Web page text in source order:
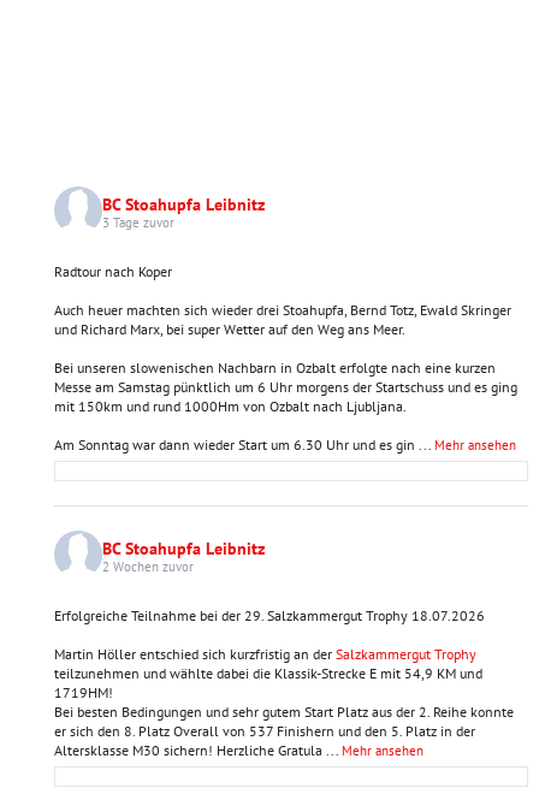
BC Stoahupfa Leibnitz
3 Tage zuvor
Radtour nach Koper
Auch heuer machten sich wieder drei Stoahupfa, Bernd Totz, Ewald Skringer
und Richard Marx, bei super Wetter auf den Weg ans Meer.
Bei unseren slowenischen Nachbarn in Ozbalt erfolgte nach eine kurzen
Messe am Samstag pünktlich um 6 Uhr morgens der Startschuss und es ging
mit 150km und rund 1000Hm von Ozbalt nach Ljubljana.
Am Sonntag war dann wieder Start um 6.30 Uhr und es gin ... Mehr ansehen
BC Stoahupfa Leibnitz
2 Wochen zuvor
Erfolgreiche Teilnahme bei der 29. Salzkammergut Trophy 18.07.2026
Martin Höller entschied sich kurzfristig an der Salzkammergut Trophy
teilzunehmen und wählte dabei die Klassik-Strecke E mit 54,9 KM und
1719HM!
Bei besten Bedingungen und sehr gutem Start Platz aus der 2. Reihe konnte
er sich den 8. Platz Overall von 537 Finishern und den 5. Platz in der
Altersklasse M30 sichern! Herzliche Gratula ... Mehr ansehen